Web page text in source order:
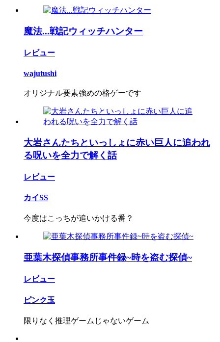
魔法...戦記ウィッチハンター
レビュー
wajutushi
オリジナル要素強めの格ゲーです
大岩さんたちといっしょに赤い巨人に追われ
る呪いを全力で解く話
レビュー
カイSS
今度はこっちが追いかける番？
亜葉木探偵事務所事件録~時を盗む探偵~
レビュー
ピンク玉
限りなく推理ゲームじゃないゲーム